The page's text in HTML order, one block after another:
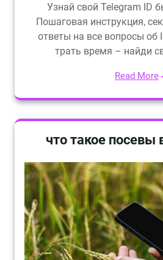
Узнай свой Telegram ID
Пошаговая инструкция,
ответы на все вопросы об
трать время – найди
Read More
что такое посевы